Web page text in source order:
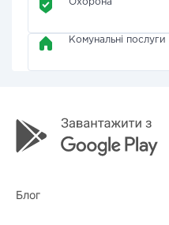
Охорона
Комунальні послуги
Блог